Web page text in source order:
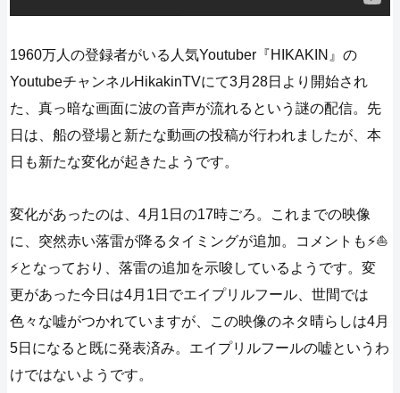
1960万人の登録者がいる人気Youtuber『HIKAKIN』の
YoutubeチャンネルHikakinTVにて3月28日より開始され
た、真っ暗な画面に波の音声が流れるという謎の配信。先
日は、船の登場と新たな動画の投稿が行われましたが、本
日も新たな変化が起きたようです。
変化があったのは、4月1日の17時ごろ。これまでの映像
に、突然赤い落雷が降るタイミングが追加。コメントも⚡⛵
⚡となっており、落雷の追加を示唆しているようです。変
更があった今日は4月1日でエイプリルフール、世間では
色々な嘘がつかれていますが、この映像のネタ晴らしは4月
5日になると既に発表済み。エイプリルフールの嘘というわ
けではないようです。